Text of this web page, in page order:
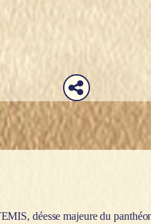
déesse majeure du